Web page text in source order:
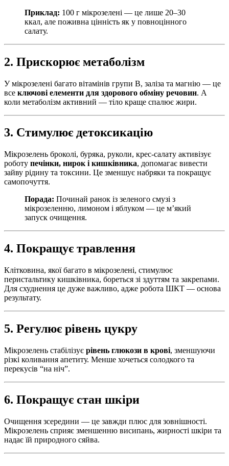
Приклад: 100 г мікрозелені — це лише 20–30
ккал, але поживна цінність як у повноцінного
салату.
2. Прискорює метаболізм
У мікрозелені багато вітамінів групи B, заліза та магнію — це
все ключові елементи для здорового обміну речовин. А
коли метаболізм активний — тіло краще спалює жири.
3. Стимулює детоксикацію
Мікрозелень броколі, буряка, руколи, крес-салату активізує
роботу печінки, нирок і кишківника, допомагає вивести
зайву рідину та токсини. Це зменшує набряки та покращує
самопочуття.
Порада: Починай ранок із зеленого смузі з
мікрозеленню, лимоном і яблуком — це м’який
запуск очищення.
4. Покращує травлення
Клітковина, якої багато в мікрозелені, стимулює
перистальтику кишківника, бореться зі здуттям та закрепами.
Для схуднення це дуже важливо, адже робота ШКТ — основа
результату.
5. Регулює рівень цукру
Мікрозелень стабілізує рівень глюкози в крові, зменшуючи
різкі коливання апетиту. Менше хочеться солодкого та
перекусів “на ніч”.
6. Покращує стан шкіри
Очищення зсередини — це завжди плюс для зовнішності.
Мікрозелень сприяє зменшенню висипань, жирності шкіри та
надає їй природного сяйва.